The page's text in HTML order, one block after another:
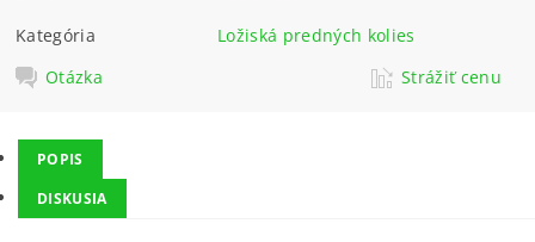
Kategória
Ložiská predných kolies
Otázka
Strážiť cenu
POPIS
DISKUSIA